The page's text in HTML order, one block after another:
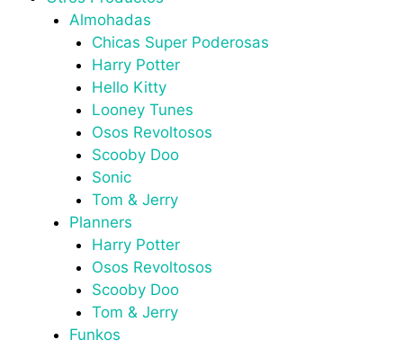
Almohadas
Chicas Super Poderosas
Harry Potter
Hello Kitty
Looney Tunes
Osos Revoltosos
Scooby Doo
Sonic
Tom & Jerry
Planners
Harry Potter
Osos Revoltosos
Scooby Doo
Tom & Jerry
Funkos